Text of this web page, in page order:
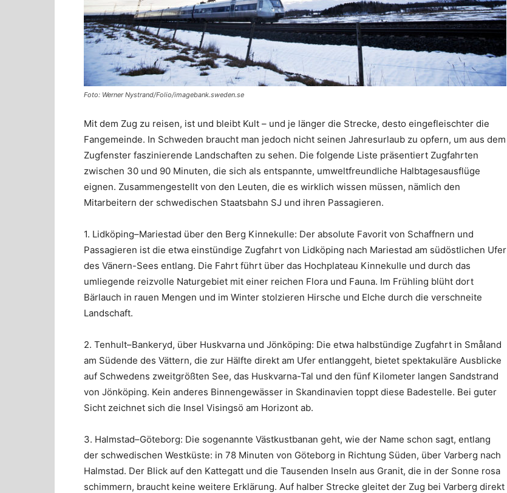
Foto: Werner Nystrand/Folio/imagebank.sweden.se
Mit dem Zug zu reisen, ist und bleibt Kult – und je länger die Strecke, desto eingefleischter die
Fangemeinde. In Schweden braucht man jedoch nicht seinen Jahresurlaub zu opfern, um aus dem
Zugfenster faszinierende Landschaften zu sehen. Die folgende Liste präsentiert Zugfahrten
zwischen 30 und 90 Minuten, die sich als entspannte, umweltfreundliche Halbtagesausflüge
eignen. Zusammengestellt von den Leuten, die es wirklich wissen müssen, nämlich den
Mitarbeitern der schwedischen Staatsbahn SJ und ihren Passagieren.
1. Lidköping–Mariestad über den Berg Kinnekulle: Der absolute Favorit von Schaffnern und
Passagieren ist die etwa einstündige Zugfahrt von Lidköping nach Mariestad am südöstlichen Ufer
des Vänern-Sees entlang. Die Fahrt führt über das Hochplateau Kinnekulle und durch das
umliegende reizvolle Naturgebiet mit einer reichen Flora und Fauna. Im Frühling blüht dort
Bärlauch in rauen Mengen und im Winter stolzieren Hirsche und Elche durch die verschneite
Landschaft.
2. Tenhult–Bankeryd, über Huskvarna und Jönköping: Die etwa halbstündige Zugfahrt in Småland
am Südende des Vättern, die zur Hälfte direkt am Ufer entlanggeht, bietet spektakuläre Ausblicke
auf Schwedens zweitgrößten See, das Huskvarna-Tal und den fünf Kilometer langen Sandstrand
von Jönköping. Kein anderes Binnengewässer in Skandinavien toppt diese Badestelle. Bei guter
Sicht zeichnet sich die Insel Visingsö am Horizont ab.
3. Halmstad–Göteborg: Die sogenannte Västkustbanan geht, wie der Name schon sagt, entlang
der schwedischen Westküste: in 78 Minuten von Göteborg in Richtung Süden, über Varberg nach
Halmstad. Der Blick auf den Kattegatt und die Tausenden Inseln aus Granit, die in der Sonne rosa
schimmern, braucht keine weitere Erklärung. Auf halber Strecke gleitet der Zug bei Varberg direkt